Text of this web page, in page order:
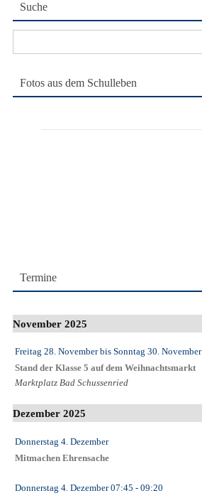
Suche
nach:
Fotos aus dem Schulleben
Termine
November 2025
Freitag 28. Novemberbis Sonntag 30. November
Stand der Klasse 5 auf dem Weihnachtsmarkt
Marktplatz Bad Schussenried
Dezember 2025
Donnerstag 4. Dezember
Mitmachen Ehrensache
Donnerstag 4. Dezember07:45 - 09:20